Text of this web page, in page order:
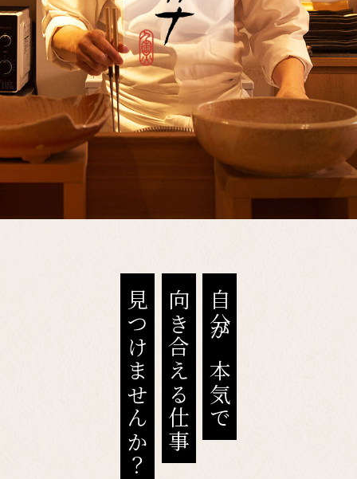
お品書き・会席コース
愉しみ方
お席紹介
求人情報
Web予約はこちら
お取り寄せ
自分が本気で
向き合える仕事
見つけませんか？